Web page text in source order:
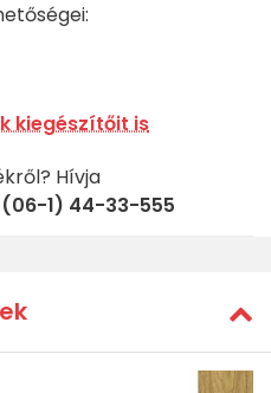
kiegészítőit is
Hívja
(06-1) 44-33-555